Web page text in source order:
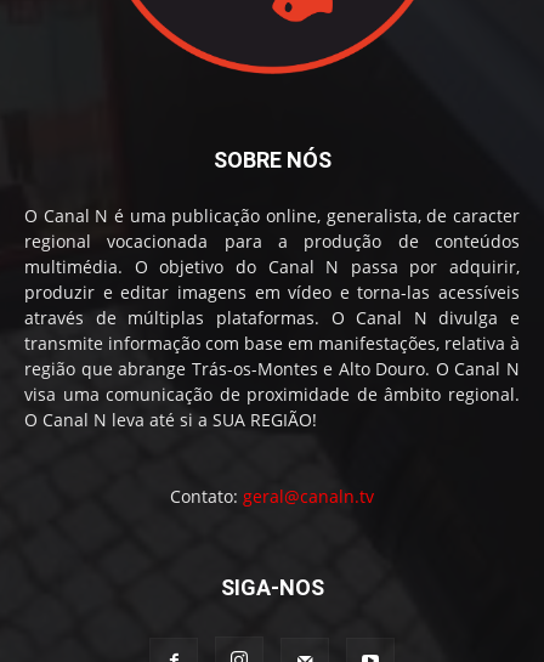
SOBRE NÓS
O Canal N é uma publicação online, generalista, de caracter
regional vocacionada para a produção de conteúdos
multimédia. O objetivo do Canal N passa por adquirir,
produzir e editar imagens em vídeo e torna-las acessíveis
através de múltiplas plataformas. O Canal N divulga e
transmite informação com base em manifestações, relativa à
região que abrange Trás-os-Montes e Alto Douro. O Canal N
visa uma comunicação de proximidade de âmbito regional.
O Canal N leva até si a SUA REGIÃO!
Contato: geral@canaln.tv
SIGA-NOS